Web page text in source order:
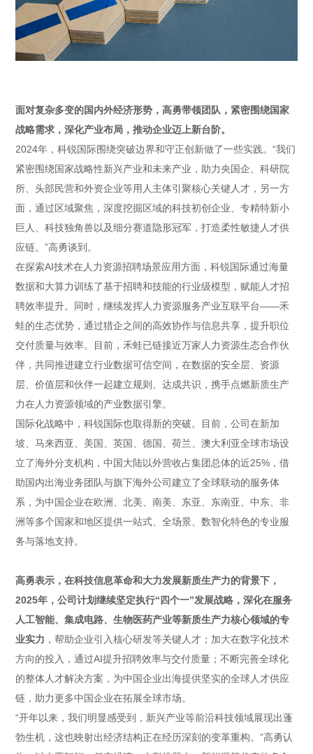
面对复杂多变的国内外经济形势，高勇带领团队，紧密围绕国家
战略需求，深化产业布局，推动企业迈上新台阶。
2024年，科锐国际围绕突破边界和守正创新做了一些实践。“我们
紧密围绕国家战略性新兴产业和未来产业，助力央国企、科研院
所、头部民营和外资企业等用人主体引聚核心关键人才，另一方
面，通过区域聚焦，深度挖掘区域的科技初创企业、专精特新小
巨人、科技独角兽以及细分赛道隐形冠军，打造柔性敏捷人才供
应链。”高勇谈到。
在探索AI技术在人力资源招聘场景应用方面，科锐国际通过海量
数据和大算力训练了基于招聘和技能的行业级模型，赋能人才招
聘效率提升。同时，继续发挥人力资源服务产业互联平台——禾
蛙的生态优势，通过猎企之间的高效协作与信息共享，提升职位
交付质量与效率。目前，禾蛙已链接近万家人力资源生态合作伙
伴，共同推进建立行业数据可信空间，在数据的安全层、资源
层、价值层和伙伴一起建立规则、达成共识，携手点燃新质生产
力在人力资源领域的产业数据引擎。
国际化战略中，科锐国际也取得新的突破。目前，公司在新加
坡、马来西亚、美国、英国、德国、荷兰、澳大利亚全球市场设
立了海外分支机构，中国大陆以外营收占集团总体的近25%，借
助国内出海业务团队与旗下海外公司建立了全球联动的服务体
系，为中国企业在欧洲、北美、南美、东亚、东南亚、中东、非
洲等多个国家和地区提供一站式、全场景、数智化特色的专业服
务与落地支持。
高勇表示，在科技信息革命和大力发展新质生产力的背景下，
2025年，公司计划继续坚定执行“四个一”发展战略，深化在服务
人工智能、集成电路、生物医药产业等新质生产力核心领域的专
业实力 ，帮助企业引入核心研发等关键人才；加大在数字化技术
方向的投入，通过AI提升招聘效率与交付质量；不断完善全球化
的整体人才解决方案，为中国企业出海提供坚实的全球人才供应
链，助力更多中国企业在拓展全球市场。
“开年以来，我们明显感受到，新兴产业等前沿科技领域展现出蓬
勃生机，这也映射出经济结构正在经历深刻的变革重构。”高勇认